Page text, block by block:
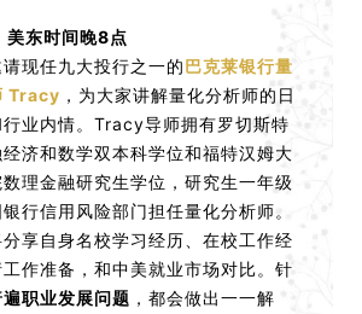
东时间晚8点
现任九大投行之一的巴克莱银行量
Tracy ，为大家讲解量化分析师的日
业内情。Tracy导师拥有罗切斯特
济和数学双本科学位和福特汉姆大
理金融研究生学位，研究生一年级
行信用风险部门担任量化分析师。
享自身名校学习经历、在校工作经
工作准备，和中美就业市场对比。针
遍职业发展问题 ，都会做出一一解